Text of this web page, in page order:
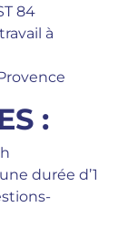
84
à
:
durée d’1